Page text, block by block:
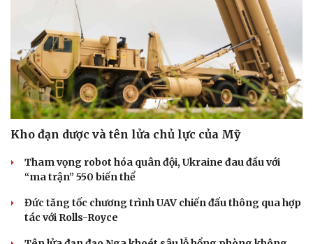
Doanh nghiệp
Công nghệ
Kho đạn dược và tên lửa chủ lực của Mỹ
Tham vọng robot hóa quân đội, Ukraine đau đầu với
“ma trận” 550 biến thể
Đức tăng tốc chương trình UAV chiến đấu thông qua hợp
tác với Rolls-Royce